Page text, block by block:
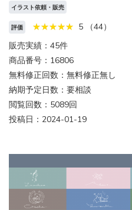
イラスト依頼・販売
評価
5 （44）
販売実績：45件
商品番号：16806
無料修正回数：無料修正無し
納期予定日数：要相談
閲覧回数：5089回
投稿日：2024-01-19